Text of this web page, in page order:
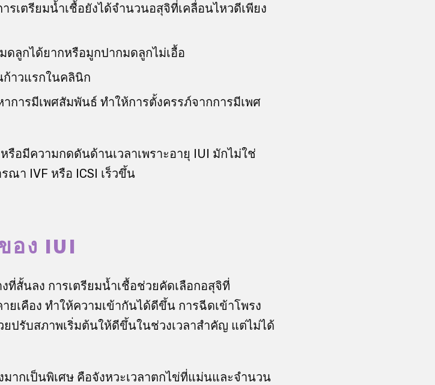
รเตรียมน้ำเชื้อยังได้จำนวนอสุจิที่เคลื่อนไหวดีเพียง
ลูกได้ยากหรือมูกปากมดลูกไม่เอื้อ
ก้าวแรกในคลินิก
ารมีเพศสัมพันธ์ ทำให้การตั้งครรภ์จากการมีเพศ
อมีความกดดันด้านเวลาเพราะอายุ IUI มักไม่ใช่
า IVF หรือ ICSI เร็วขึ้น
อง IUI
สั้นลง การเตรียมน้ำเชื้อช่วยคัดเลือกอสุจิที่
เคือง ทำให้ความเข้ากันได้ดีขึ้น การฉีดเข้าโพรง
ปรับสภาพเริ่มต้นให้ดีขึ้นในช่วงเวลาสำคัญ แต่ไม่ได้
มากเป็นพิเศษ คือจังหวะเวลาตกไข่ที่แม่นและจำนวน